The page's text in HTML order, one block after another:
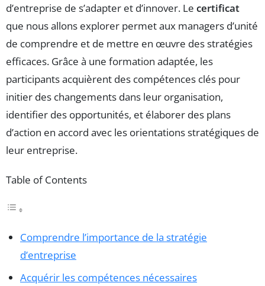
d’entreprise de s’adapter et d’innover. Le certificat
que nous allons explorer permet aux managers d’unité
de comprendre et de mettre en œuvre des stratégies
efficaces. Grâce à une formation adaptée, les
participants acquièrent des compétences clés pour
initier des changements dans leur organisation,
identifier des opportunités, et élaborer des plans
d’action en accord avec les orientations stratégiques de
leur entreprise.
Table of Contents
Comprendre l’importance de la stratégie
d’entreprise
Acquérir les compétences nécessaires